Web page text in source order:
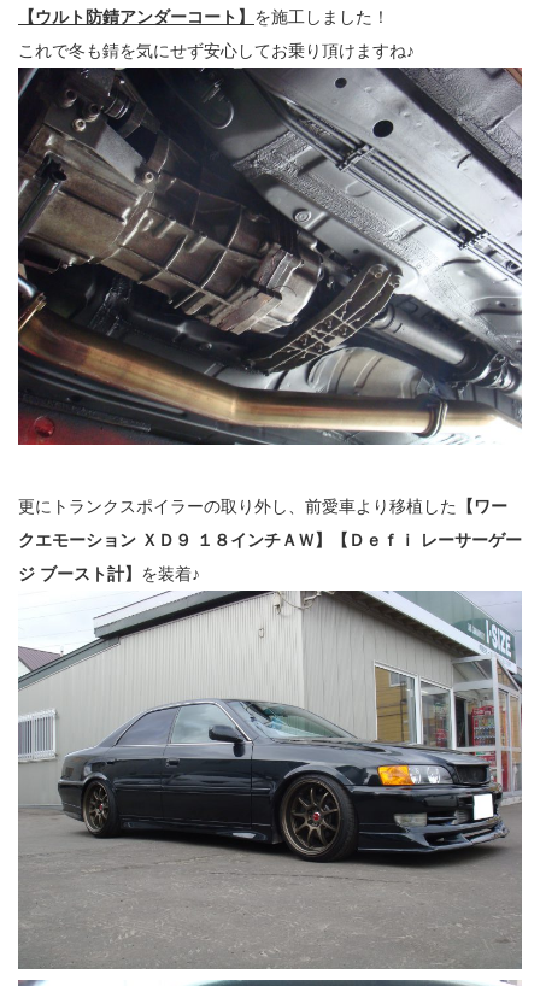
【ウルト防錆アンダーコート】 を施工しました！
これで冬も錆を気にせず安心してお乗り頂けますね♪
更にトランクスポイラーの取り外し、前愛車より移植した
【ワー
クエモーション ＸＤ９ １８インチＡＷ】【Ｄｅｆｉ レーサーゲー
ジ ブースト計】 を装着♪